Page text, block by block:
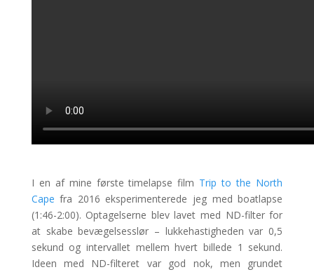
I en af mine første timelapse film Trip to the North
Cape fra 2016 eksperimenterede jeg med boatlapse
(1:46-2:00). Optagelserne blev lavet med ND-filter for
at skabe bevægelsesslør – lukkehastigheden var 0,5
sekund og intervallet mellem hvert billede 1 sekund.
Ideen med ND-filteret var god nok, men grundet